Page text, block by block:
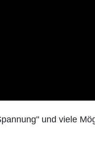
und viele